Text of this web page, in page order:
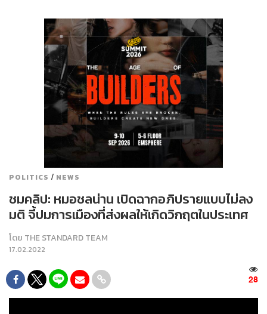
POLITICS / NEWS
ชมคลิป: หมอชลน่าน เปิดฉากอภิปรายแบบไม่ลง
มติ จี้ปมการเมืองที่ส่งผลให้เกิดวิกฤตในประเทศ
โดย THE STANDARD TEAM
17.02.2022
28